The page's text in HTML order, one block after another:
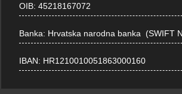
OIB: 45218167072
Banka: Hrvatska narodna banka (SWIFT
IBAN: HR1210010051863000160